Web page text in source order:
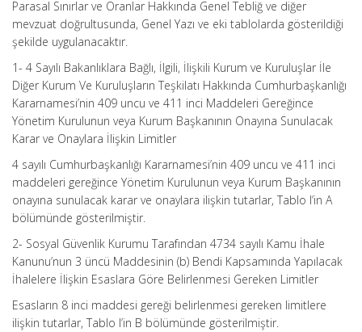
Parasal Sınırlar ve Oranlar Hakkında Genel Tebliğ ve diğer
mevzuat doğrultusunda, Genel Yazı ve eki tablolarda gösterildiği
şekilde uygulanacaktır.
1- 4 Sayılı Bakanlıklara Bağlı, İlgili, İlişkili Kurum ve Kuruluşlar İle
Diğer Kurum Ve Kuruluşların Teşkilatı Hakkında Cumhurbaşkanlığı
Kararnamesi’nin 409 uncu ve 411 inci Maddeleri Gereğince
Yönetim Kurulunun veya Kurum Başkanının Onayına Sunulacak
Karar ve Onaylara İlişkin Limitler
4 sayılı Cumhurbaşkanlığı Kararnamesi’nin 409 uncu ve 411 inci
maddeleri gereğince Yönetim Kurulunun veya Kurum Başkanının
onayına sunulacak karar ve onaylara ilişkin tutarlar, Tablo I’in A
bölümünde gösterilmiştir.
2- Sosyal Güvenlik Kurumu Tarafından 4734 sayılı Kamu İhale
Kanunu’nun 3 üncü Maddesinin (b) Bendi Kapsamında Yapılacak
İhalelere İlişkin Esaslara Göre Belirlenmesi Gereken Limitler
Esasların 8 inci maddesi gereği belirlenmesi gereken limitlere
ilişkin tutarlar, Tablo I’in B bölümünde gösterilmiştir.